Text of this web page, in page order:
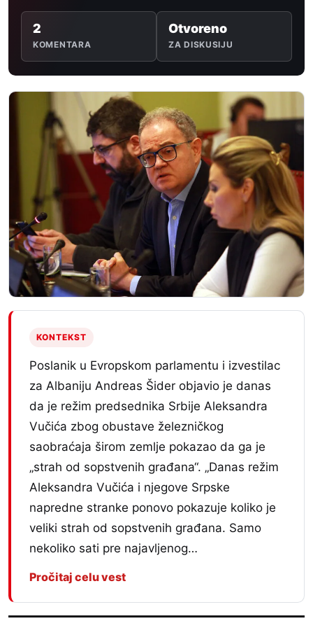
2
KOMENTARA
Otvoreno
ZA DISKUSIJU
KONTEKST
Poslanik u Evropskom parlamentu i izvestilac
za Albaniju Andreas Šider objavio je danas
da je režim predsednika Srbije Aleksandra
Vučića zbog obustave železničkog
saobraćaja širom zemlje pokazao da ga je
„strah od sopstvenih građana“. „Danas režim
Aleksandra Vučića i njegove Srpske
napredne stranke ponovo pokazuje koliko je
veliki strah od sopstvenih građana. Samo
nekoliko sati pre najavljenog…
Pročitaj celu vest